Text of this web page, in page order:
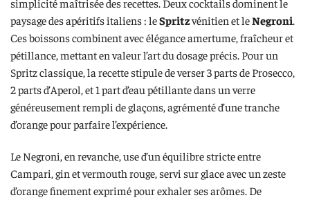
simplicité maîtrisée des recettes. Deux cocktails dominent le
paysage des apéritifs italiens : leSpritzvénitien et leNegroni.
Ces boissons combinent avec élégance amertume, fraîcheur et
pétillance, mettant en valeur l’art du dosage précis. Pour un
Spritz classique, la recette stipule de verser 3 parts de Prosecco,
2 parts d’Aperol, et 1 part d’eau pétillante dans un verre
généreusement rempli de glaçons, agrémenté d’une tranche
d’orange pour parfaire l’expérience.
Le Negroni, en revanche, use d’un équilibre stricte entre
Campari, gin et vermouth rouge, servi sur glace avec un zeste
d’orange finement exprimé pour exhaler ses arômes. De